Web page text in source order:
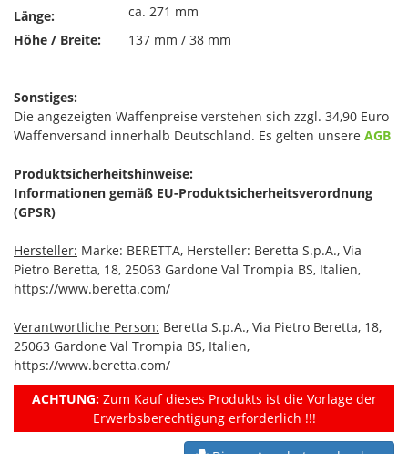
Länge:
ca. 271 mm
Höhe / Breite:
137 mm / 38 mm
Sonstiges:
Die angezeigten Waffenpreise verstehen sich zzgl. 34,90 Euro
Waffenversand innerhalb Deutschland. Es gelten unsere AGB
Produktsicherheitshinweise:
Informationen gemäß EU-Produktsicherheitsverordnung
(GPSR)
Hersteller: Marke: BERETTA, Hersteller: Beretta S.p.A., Via
Pietro Beretta, 18, 25063 Gardone Val Trompia BS, Italien,
https://www.beretta.com/
Verantwortliche Person: Beretta S.p.A., Via Pietro Beretta, 18,
25063 Gardone Val Trompia BS, Italien,
https://www.beretta.com/
ACHTUNG:Zum Kauf dieses Produkts ist die Vorlage der
Erwerbsberechtigung erforderlich !!!